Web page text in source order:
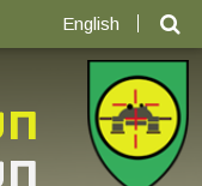
English